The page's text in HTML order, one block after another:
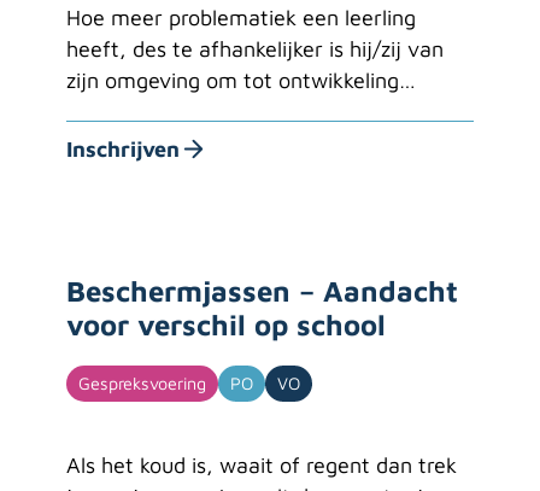
Hoe meer problematiek een leerling
heeft, des te afhankelijker is hij/zij van
zijn omgeving om tot ontwikkeling…
Inschrijven
Beschermjassen – Aandacht
voor verschil op school
Gespreksvoering PO VO
Als het koud is, waait of regent dan trek